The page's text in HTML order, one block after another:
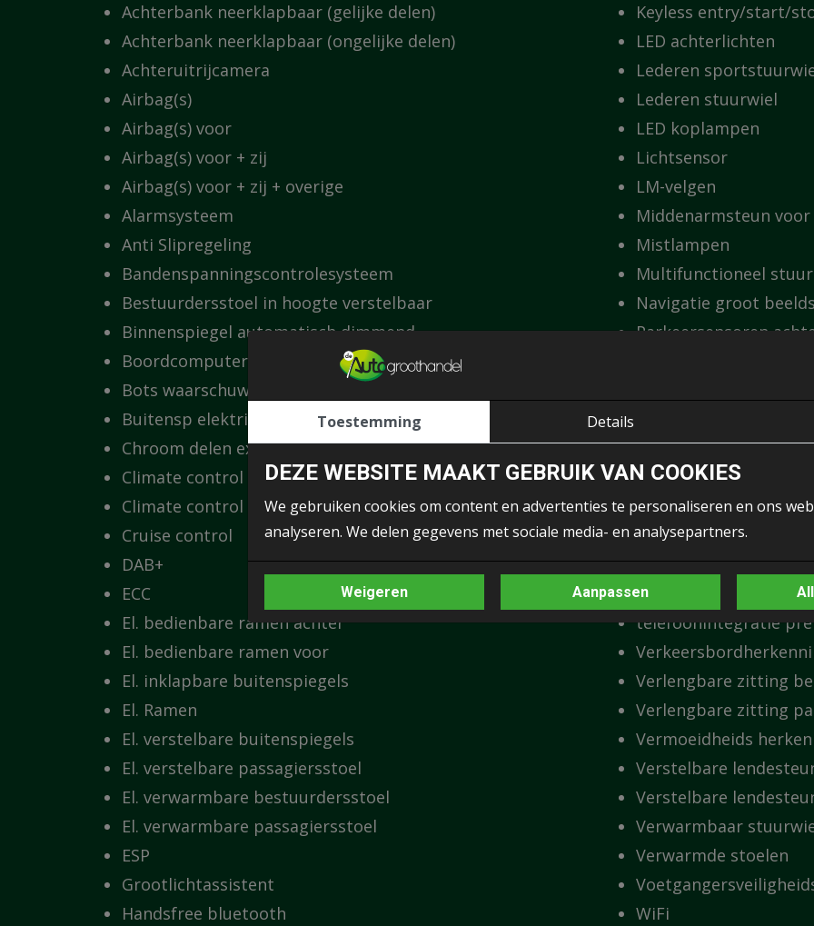
Achterbank neerklapbaar (gelijke delen)
Achterbank neerklapbaar (ongelijke delen)
Achteruitrijcamera
Airbag(s)
Airbag(s) voor
Airbag(s) voor + zij
Airbag(s) voor + zij + overige
Alarmsysteem
Anti Slipregeling
Bandenspanningscontrolesysteem
Bestuurdersstoel in hoogte verstelbaar
Binnenspiegel automatisch dimmend
Boordcomputer
Bots waarschuwing systeem
Buitensp elektrisch verwarmbaar
Chroom delen exterieur
Climate control
Climate control (analoog)
Cruise control
DAB+
ECC
El. bedienbare ramen achter
El. bedienbare ramen voor
El. inklapbare buitenspiegels
El. Ramen
El. verstelbare buitenspiegels
El. verstelbare passagiersstoel
El. verwarmbare bestuurdersstoel
El. verwarmbare passagiersstoel
ESP
Grootlichtassistent
Handsfree bluetooth
Keyless entry/start/
LED achterlichten
Lederen
Lederen stuurwiel
LED koplampen
Lichtsensor
LM-velgen
Middenarmsteun voor
Mistlampen
Multifunctioneel stuur
Navigatie groot
Parkeersensoren
Regensensor
Rijbaanassistentie
Sportpakket
Sportstoelen
Spraakbediening
stuur verstelbaar
telefoonintegratie
Verlengbare zitting
Verlengbare zitting
Vermoeidheids
Verstelbare
Verstelbare
Verwarmbaar
Verwarmde stoelen
WiFi
Toestemming Details
DEZE WEBSITE MAAKT GEBRUIK VAN COOKIES
We gebruiken cookies om content en advertenties te personaliseren en ons
analyseren. We delen gegevens met sociale media- en analysepartners.
Weigeren Aanpassen